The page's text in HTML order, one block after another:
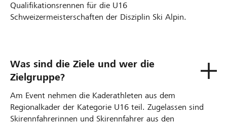
Qualifikationsrennen für die U16
Schweizermeisterschaften der Disziplin Ski Alpin.
Was sind die Ziele und wer die
Zielgruppe?
Am Event nehmen die Kaderathleten aus dem
Regionalkader der Kategorie U16 teil. Zugelassen sind
Skirennfahrerinnen und Skirennfahrer aus den